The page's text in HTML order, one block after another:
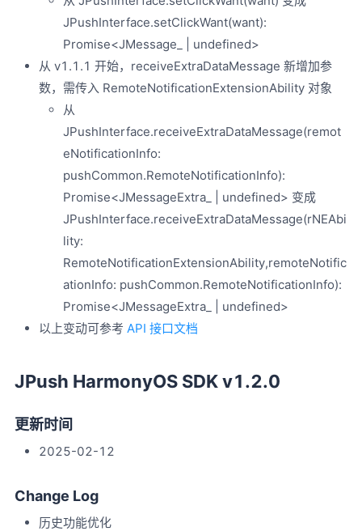
JPushInterface.setClickWant(want):
Promise<JMessage_ | undefined>
从 v1.1.1 开始，receiveExtraDataMessage 新增加参
数，需传入 RemoteNotificationExtensionAbility 对象
从
JPushInterface.receiveExtraDataMessage(remot
eNotificationInfo:
pushCommon.RemoteNotificationInfo):
Promise<JMessageExtra_ | undefined> 变成
JPushInterface.receiveExtraDataMessage(rNEAbi
lity:
RemoteNotificationExtensionAbility,remoteNotific
ationInfo: pushCommon.RemoteNotificationInfo):
Promise<JMessageExtra_ | undefined>
以上变动可参考 API 接口文档
JPush HarmonyOS SDK v1.2.0
更新时间
2025-02-12
Change Log
历史功能优化